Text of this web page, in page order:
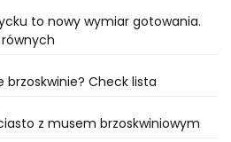
to nowy wymiar gotowania.
brzoskwinie? Check lista
z musem brzoskwiniowym